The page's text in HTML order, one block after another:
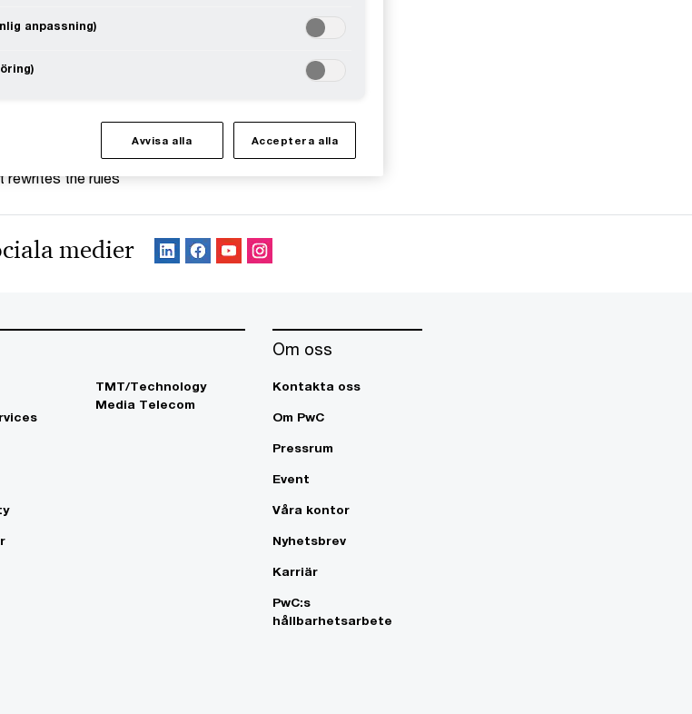
rewrites the rules
medier
TMT/Technology
Media Telecom
Om oss
Kontakta oss
Om PwC
Pressrum
Event
Våra kontor
Nyhetsbrev
Karriär
PwC:s
hållbarhetsarbete
anpassning)
Avvisa alla Acceptera alla